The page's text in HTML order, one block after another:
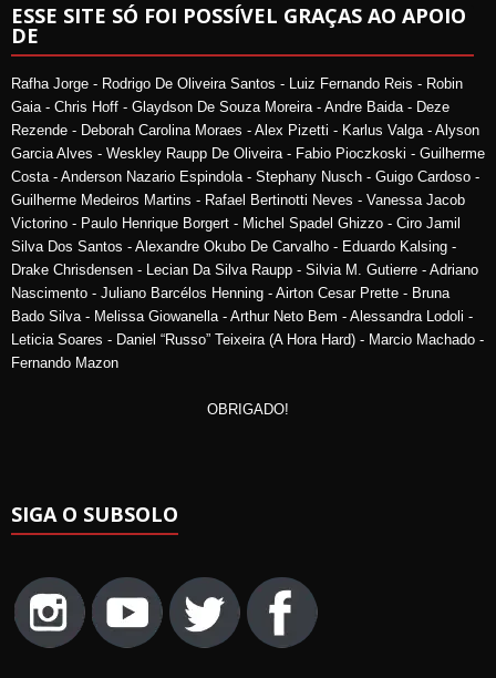
ESSE SITE SÓ FOI POSSÍVEL GRAÇAS AO APOIO
DE
Rafha Jorge - Rodrigo De Oliveira Santos - Luiz Fernando Reis - Robin
Gaia - Chris Hoff - Glaydson De Souza Moreira - Andre Baida - Deze
Rezende - Deborah Carolina Moraes - Alex Pizetti - Karlus Valga - Alyson
Garcia Alves - Weskley Raupp De Oliveira - Fabio Pioczkoski - Guilherme
Costa - Anderson Nazario Espindola - Stephany Nusch - Guigo Cardoso -
Guilherme Medeiros Martins - Rafael Bertinotti Neves - Vanessa Jacob
Victorino - Paulo Henrique Borgert - Michel Spadel Ghizzo - Ciro Jamil
Silva Dos Santos - Alexandre Okubo De Carvalho - Eduardo Kalsing -
Drake Chrisdensen - Lecian Da Silva Raupp - Silvia M. Gutierre - Adriano
Nascimento - Juliano Barcélos Henning - Airton Cesar Prette - Bruna
Bado Silva - Melissa Giowanella - Arthur Neto Bem - Alessandra Lodoli -
Leticia Soares - Daniel “Russo” Teixeira (A Hora Hard) - Marcio Machado -
Fernando Mazon
OBRIGADO!
SIGA O SUBSOLO